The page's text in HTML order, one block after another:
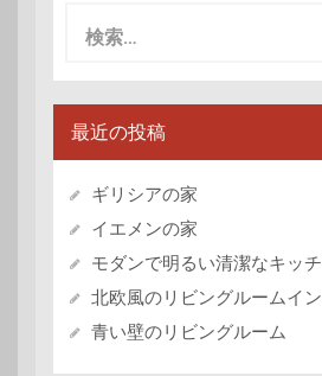
最近の投稿
ギリシアの家
イエメンの家
モダンで明るい清潔なキッ
北欧風のリビングルームイ
青い壁のリビングルーム